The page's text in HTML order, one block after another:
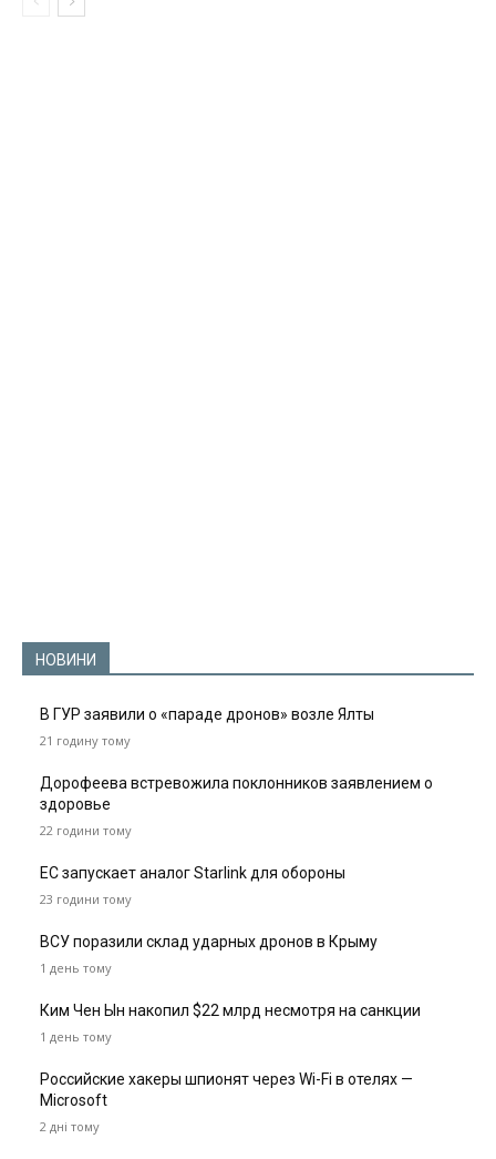
НОВИНИ
В ГУР заявили о «параде дронов» возле Ялты
21 годину тому
Дорофеева встревожила поклонников заявлением о
здоровье
22 години тому
ЕС запускает аналог Starlink для обороны
23 години тому
ВСУ поразили склад ударных дронов в Крыму
1 день тому
Ким Чен Ын накопил $22 млрд несмотря на санкции
1 день тому
Российские хакеры шпионят через Wi-Fi в отелях —
Microsoft
2 дні тому